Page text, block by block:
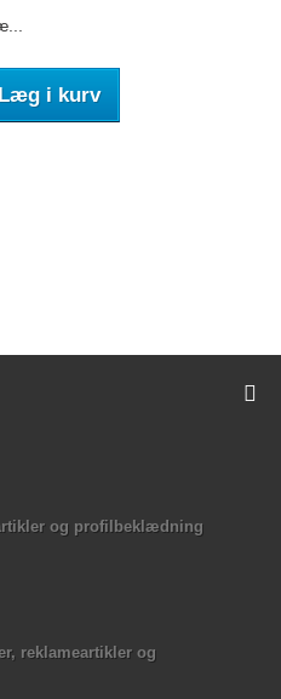
Læg i kurv
og profilbeklædning
reklameartikler og